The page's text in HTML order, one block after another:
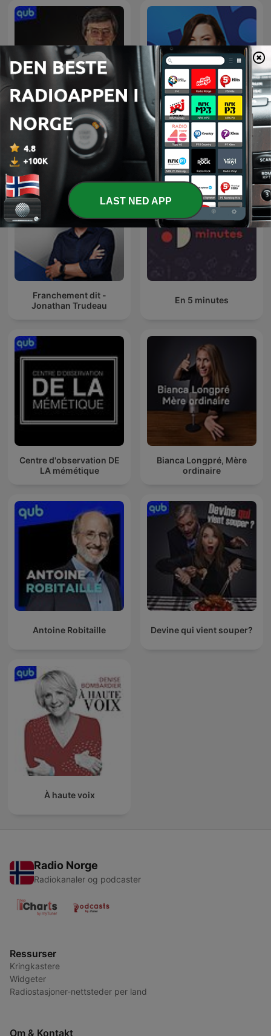
Normand Lester raconte Geneviève Pettersen
Franchement dit -
Jonathan Trudeau
En 5 minutes
Centre d'observation DE
LA mémétique
Bianca Longpré, Mère
ordinaire
Antoine Robitaille Devine qui vient souper?
À haute voix
Radio Norge
Radiokanaler og podcaster
Ressurser
Kringkastere
Widgeter
Radiostasjoner-nettsteder per land
Om & Kontakt
LAST NED APP